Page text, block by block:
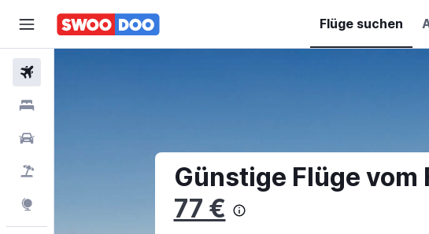
Flüge suchen
Günstige Flüge
77 €